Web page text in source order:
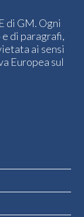
di GM. Ogni
di paragrafi,
ai sensi
Europea sul